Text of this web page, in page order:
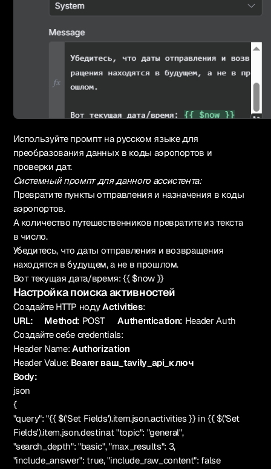
Используйте промпт на русском языке для
преобразования данных в коды аэропортов и
проверки дат.
Системный промпт для данного ассистента:
Превратите пункты отправления и назначения в коды
аэропортов.
А количество путешественников превратите из текста
в число.
Убедитесь, что даты отправления и возвращения
находятся в будущем, а не в прошлом.
Вот текущая дата/время: {{ $now }}
Настройка поиска активностей
Создайте HTTP нодуActivities:
URL: Method: POSTAuthentication: Header Auth
Создайте себе credentials:
Header Name:Authorization
Header Value: Bearer ваш_tavily_api_ключ
Body:
json
{
"query": "{{ $('Set Fields').item.json.activities }} in {{ $('Set
Fields').item.json.destinat "topic": "general",
"search_depth": "basic", "max_results": 3,
"include_answer": true, "include_raw_content": false